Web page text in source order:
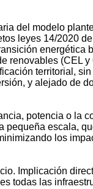
del modelo
leyes 14/2020
energética
renovables (CEL
territorial,
y alejado de
potencia o la
escala,
los
Implicación
todas las